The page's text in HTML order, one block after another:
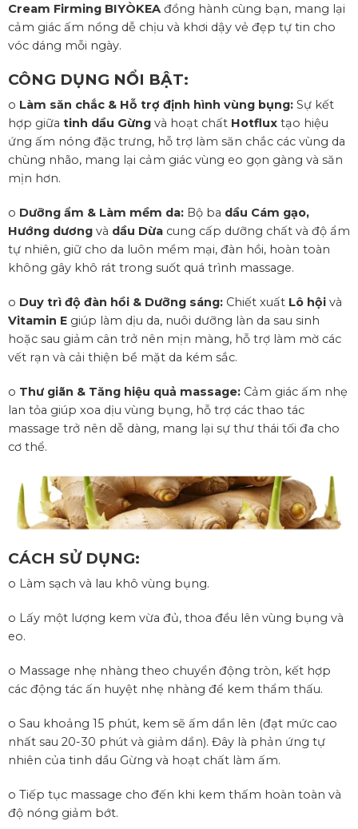
Cream Firming BIYÒKEA đồng hành cùng bạn, mang lại
cảm giác ấm nồng dễ chịu và khơi dậy vẻ đẹp tự tin cho
vóc dáng mỗi ngày.
CÔNG DỤNG NỔI BẬT:
o Làm săn chắc & Hỗ trợ định hình vùng bụng: Sự kết
hợp giữa tinh dầu Gừng và hoạt chất Hotflux tạo hiệu
ứng ấm nóng đặc trưng, hỗ trợ làm săn chắc các vùng da
chùng nhão, mang lại cảm giác vùng eo gọn gàng và săn
mịn hơn.
o Dưỡng ẩm & Làm mềm da: Bộ ba dầu Cám gạo,
Hướng dương và dầu Dừa cung cấp dưỡng chất và độ ẩm
tự nhiên, giữ cho da luôn mềm mại, đàn hồi, hoàn toàn
không gây khô rát trong suốt quá trình massage.
o Duy trì độ đàn hồi & Dưỡng sáng: Chiết xuất Lô hội và
Vitamin E giúp làm dịu da, nuôi dưỡng làn da sau sinh
hoặc sau giảm cân trở nên mịn màng, hỗ trợ làm mờ các
vết rạn và cải thiện bề mặt da kém sắc.
o Thư giãn & Tăng hiệu quả massage: Cảm giác ấm nhẹ
lan tỏa giúp xoa dịu vùng bụng, hỗ trợ các thao tác
massage trở nên dễ dàng, mang lại sự thư thái tối đa cho
cơ thể.
CÁCH SỬ DỤNG:
o Làm sạch và lau khô vùng bụng.
o Lấy một lượng kem vừa đủ, thoa đều lên vùng bụng và
eo.
o Massage nhẹ nhàng theo chuyển động tròn, kết hợp
các động tác ấn huyệt nhẹ nhàng để kem thẩm thấu.
o Sau khoảng 15 phút, kem sẽ ấm dần lên (đạt mức cao
nhất sau 20-30 phút và giảm dần). Đây là phản ứng tự
nhiên của tinh dầu Gừng và hoạt chất làm ấm.
o Tiếp tục massage cho đến khi kem thấm hoàn toàn và
độ nóng giảm bớt.